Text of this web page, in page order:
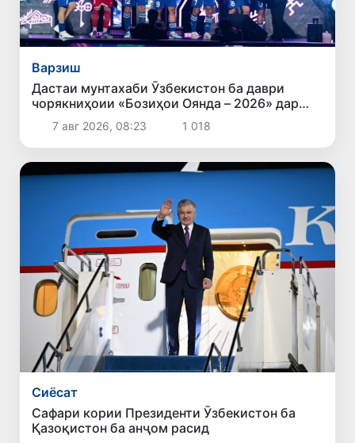
Варзиш
Дастаи мунтахаби Ӯзбекистон ба даври
чорякниҳоии «Бозиҳои Оянда – 2026» дар
Остона роҳ ёфт
7 авг 2026, 08:23 1 018
Сиёсат
Сафари кории Президенти Ӯзбекистон ба
Қазоқистон ба анҷом расид